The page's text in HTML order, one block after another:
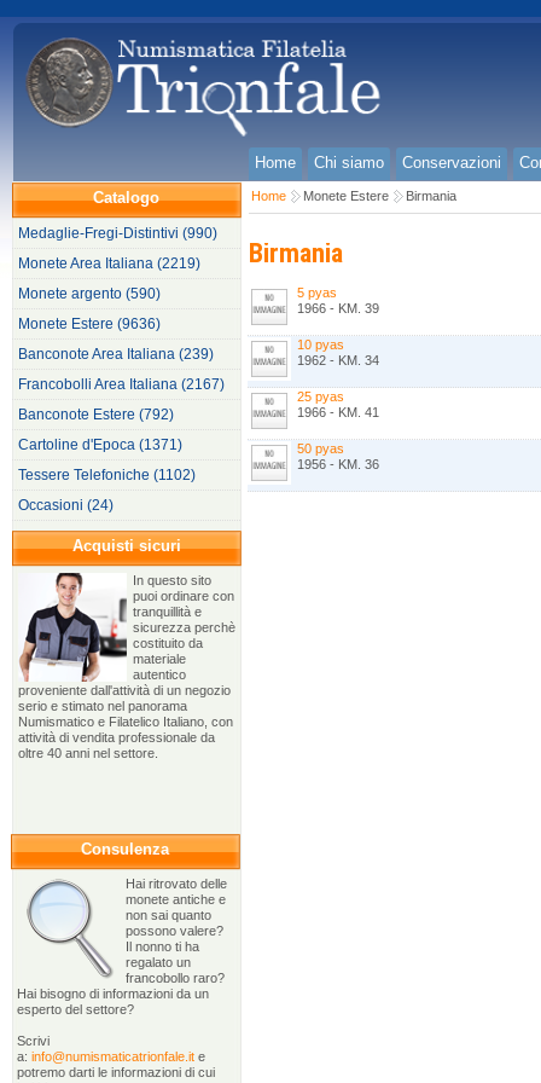
Home Chi siamo Conservazioni
Catalogo
Medaglie-Fregi-Distintivi (990)
Monete Area Italiana (2219)
Monete argento (590)
Monete Estere (9636)
Banconote Area Italiana (239)
Francobolli Area Italiana (2167)
Banconote Estere (792)
Cartoline d'Epoca (1371)
Tessere Telefoniche (1102)
Occasioni (24)
Acquisti sicuri
In questo sito
puoi ordinare con
tranquillità e
sicurezza perchè
costituito da
materiale
autentico
proveniente dall'attività di un negozio
serio e stimato nel panorama
Numismatico e Filatelico Italiano, con
attività di vendita professionale da
oltre 40 anni nel settore.
Consulenza
Hai ritrovato delle
monete antiche e
non sai quanto
possono valere?
Il nonno ti ha
regalato un
francobollo raro?
Hai bisogno di informazioni da un
esperto del settore?
Scrivi
a: info@numismaticatrionfale.it e
potremo darti le informazioni di cui
Home Monete Estere Birmania
Birmania
5 pyas
1966 - KM. 39
10 pyas
1962 - KM. 34
25 pyas
1966 - KM. 41
50 pyas
1956 - KM. 36